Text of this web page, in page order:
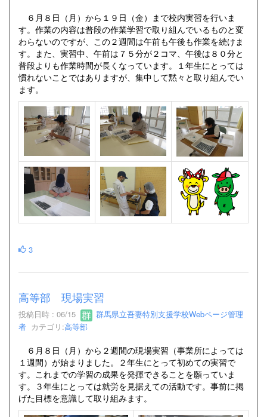
６月８日（月）から１９日（金）まで校内実習を行いま
す。作業の内容は普段の作業学習で取り組んでいるものと変
わらないのですが、この２週間は午前も午後も作業を続けま
す。また、実習中、午前は７５分が２コマ、午後は８０分と
普段よりも作業時間が長くなっています。１年生にとっては
慣れないことではありますが、集中して黙々と取り組んでい
ます。
3
高等部 現場実習
投稿日時 : 06/15
群馬県立吾妻特別支援学校Webページ管理
者 カテゴリ:高等部
６月８日（月）から２週間の現場実習（事業所によっては
１週間）が始まりました。２年生にとって初めての実習で
す。これまでの学習の成果を発揮できることを願っていま
す。３年生にとっては就労を見据えての活動です。事前に掲
げた目標を意識して取り組みます。